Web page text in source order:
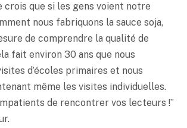
crois que si les gens voient notre
nous fabriquons la sauce soja,
de comprendre la qualité de
fait environ 30 ans que nous
d’écoles primaires et nous
même les visites individuelles.
de rencontrer vos lecteurs !”